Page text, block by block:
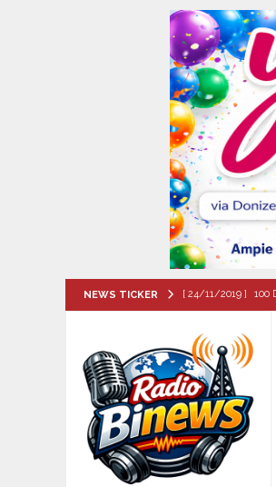
NEWS TICKER [ 24/11/2019 ] 100
[ 07/08/2026 ]
MANIFESTAZIONI
[ 07/08/2026 ]
usato –
[ 07/08/2026 ]